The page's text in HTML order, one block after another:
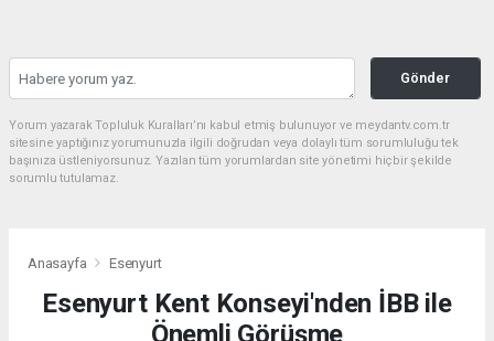
Gönder
Yorum yazarak Topluluk Kuralları’nı kabul etmiş bulunuyor ve meydantv.com.tr
sitesine yaptığınız yorumunuzla ilgili doğrudan veya dolaylı tüm sorumluluğu tek
başınıza üstleniyorsunuz. Yazılan tüm yorumlardan site yönetimi hiçbir şekilde
sorumlu tutulamaz.
Anasayfa Esenyurt
Esenyurt Kent Konseyi'nden İBB ile
Önemli Görüşme